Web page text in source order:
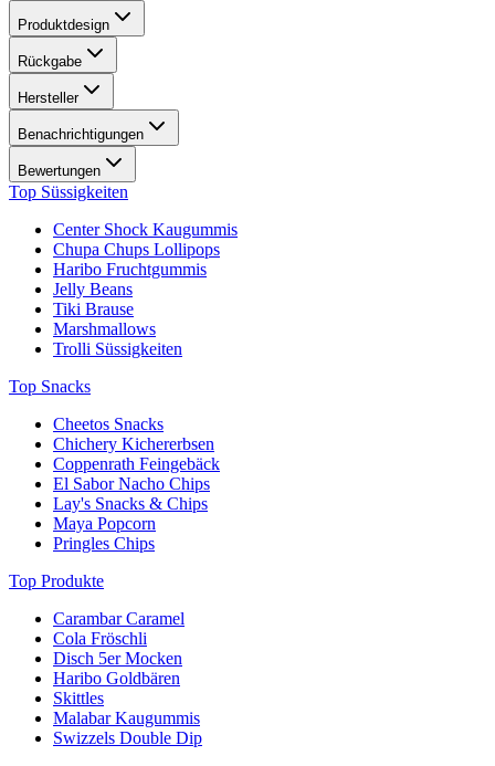
Produktdesign
Rückgabe
Hersteller
Benachrichtigungen
Bewertungen
Top Süssigkeiten
Center Shock Kaugummis
Chupa Chups Lollipops
Haribo Fruchtgummis
Jelly Beans
Tiki Brause
Marshmallows
Trolli Süssigkeiten
Top Snacks
Cheetos Snacks
Chichery Kichererbsen
Coppenrath Feingebäck
El Sabor Nacho Chips
Lay's Snacks & Chips
Maya Popcorn
Pringles Chips
Top Produkte
Carambar Caramel
Cola Fröschli
Disch 5er Mocken
Haribo Goldbären
Skittles
Malabar Kaugummis
Swizzels Double Dip